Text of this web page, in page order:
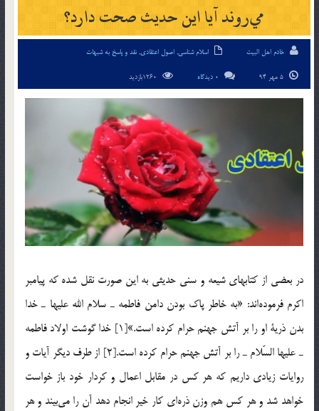
مي‎روند آيا اين حديث صحت دارد؟
خادم اهل البیت اسلام شناسی, اصول اعتقادی, نقد و پاسخ به شبهات
0 دیدگاه
در بعضي از كتابهاي شيعه و سني حديثي به اين صورت نقل شده كه پيامبر
اكرم فرموده‎اند: «به خاطر پاك بودن دامن فاطمه ـ سلام الله عليها ـ خدا
بدن ذرية او را بر آتش جهنم حرام كرده است.»[1] خدا گوشت اولاد فاطمه
ـ عليها السّلام ـ را بر آتش جهنم حرام كرده است.[2] از طرف ديگر آيات و
روايات زيادي داريم كه هر كس در مقابل اعمال و كردار خود باز خواست
خواهد شد و هر كس هم وزن ذره‎اي كار خير انجام دهد آن را مي‎بيند و هر